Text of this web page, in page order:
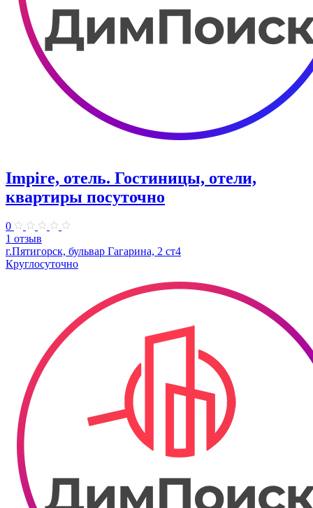
Impire, отель. Гостиницы, отели,
квартиры посуточно
0
1 отзыв
г.Пятигорск, бульвар Гагарина, 2 ст4
Круглосуточно